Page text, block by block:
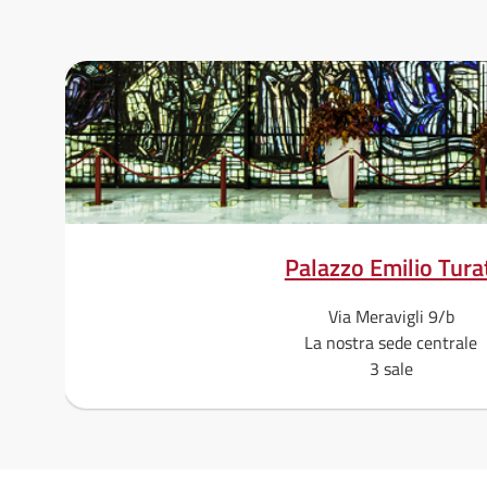
Palazzo Emilio
Via Meravigli 9/b
La nostra sede centrale
3 sale